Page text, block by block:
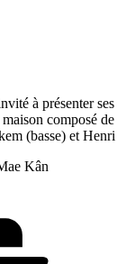
à présenter
composé
(basse) et
Kân